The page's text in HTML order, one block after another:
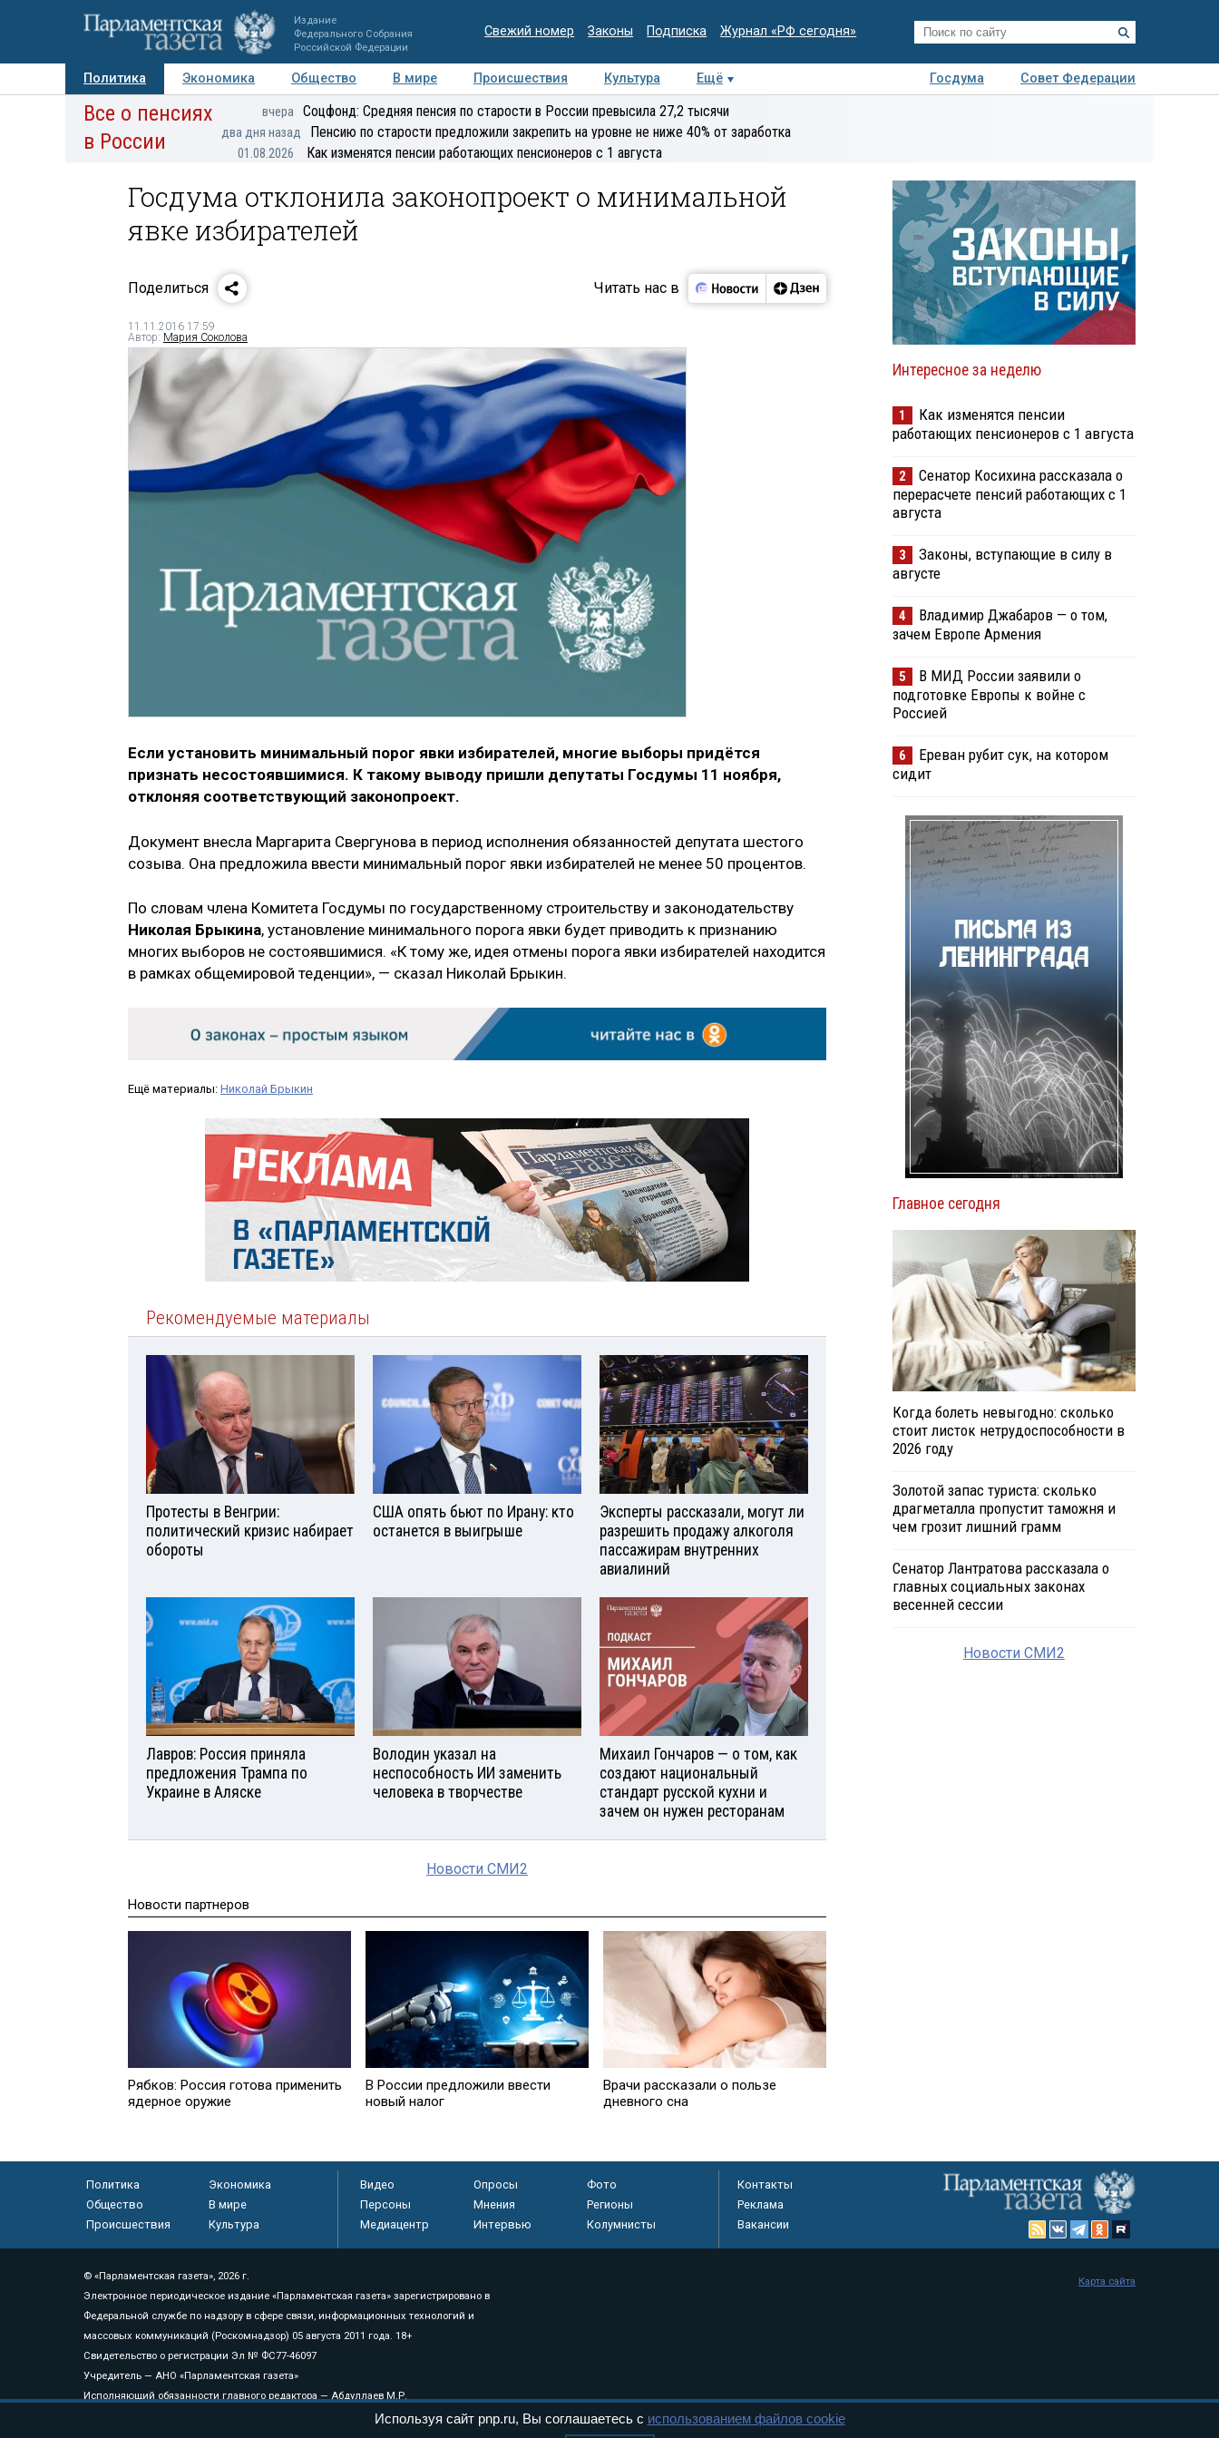
Издание
Федерального Собрания
Российской Федерации
Свежий номер Законы Подписка Журнал «РФ сегодня»
Политика Экономика Общество В мире Происшествия Культура Ещё Госдума
Совет Федерации
Авторы Персоны Мнения Регионы Медиацентр Интервью Колумнисты
экспертиза
Все о пенсиях
в России
вчера Соцфонд: Средняя пенсия по старости в России превысила 27,2 тысячи
два дня назад Пенсию по старости предложили закрепить на уровне не ниже 40% от заработка
01.08.2026 Как изменятся пенсии работающих пенсионеров с 1 августа
Госдума отклонила законопроект о минимальной
явке избирателей
Поделиться Читать нас в
11.11.2016 17:59
Автор: Мария Соколова
Если установить минимальный порог явки избирателей, многие выборы придётся
признать несостоявшимися. К такому выводу пришли депутаты Госдумы 11 ноября,
отклоняя соответствующий законопроект.
Документ внесла Маргарита Свергунова в период исполнения обязанностей депутата шестого
созыва. Она предложила ввести минимальный порог явки избирателей не менее 50 процентов.
По словам члена Комитета Госдумы по государственному строительству и законодательству
Николая Брыкина, установление минимального порога явки будет приводить к признанию
многих выборов не состоявшимися. «К тому же, идея отмены порога явки избирателей находится
в рамках общемировой теденции», — сказал Николай Брыкин.
Ещё материалы: Николай Брыкин
Рекомендуемые материалы
Протесты в Венгрии:
политический кризис набирает
обороты
США опять бьют по Ирану: кто
останется в выигрыше
Эксперты рассказали, могут ли
разрешить продажу алкоголя
пассажирам внутренних
авиалиний
Лавров: Россия приняла
предложения Трампа по
Украине в Аляске
Володин указал на
неспособность ИИ заменить
человека в творчестве
Михаил Гончаров — о том, как
создают национальный
стандарт русской кухни и
зачем он нужен ресторанам
Новости СМИ2
Новости партнеров
Рябков: Россия готова применить
ядерное оружие
В России предложили ввести
новый налог
Врачи рассказали о пользе
дневного сна
Интересное за неделю
1
Как изменятся пенсии
работающих пенсионеров с 1 августа
2
Сенатор Косихина рассказала о
перерасчете пенсий работающих с 1
августа
3
Законы, вступающие в силу в
августе
4
Владимир Джабаров — о том,
зачем Европе Армения
5
В МИД России заявили о
подготовке Европы к войне с
Россией
6
Ереван рубит сук, на котором
сидит
Главное сегодня
Когда болеть невыгодно: сколько
стоит листок нетрудоспособности в
2026 году
Золотой запас туриста: сколько
драгметалла пропустит таможня и
чем грозит лишний грамм
Сенатор Лантратова рассказала о
главных социальных законах
весенней сессии
Новости СМИ2
Политика
Экономика
Общество
В мире
Происшествия
Культура
Видео Опросы
Фото
Персоны
Мнения
Регионы
Медиацентр
Интервью Колумнисты
Контакты
Реклама
Вакансии
© «Парламентская газета», 2026 г.
Электронное периодическое издание «Парламентская газета» зарегистрировано в
Федеральной службе по надзору в сфере связи, информационных технологий и
массовых коммуникаций (Роскомнадзор) 05 августа 2011 года. 18+
Свидетельство о регистрации Эл № ФС77-46097
Учредитель — АНО «Парламентская газета»
Исполняющий обязанности главного редактора — Абдуллаев М.Р.
Карта сайта
Используя сайт pnp.ru, Вы соглашаетесь с использованием файлов cookie